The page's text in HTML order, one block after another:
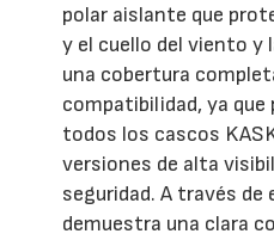
polar aislante que
y el cuello del viento y
una cobertura
compatibilidad, ya
todos los cascos
versiones de alta
seguridad. A través de
demuestra una clara